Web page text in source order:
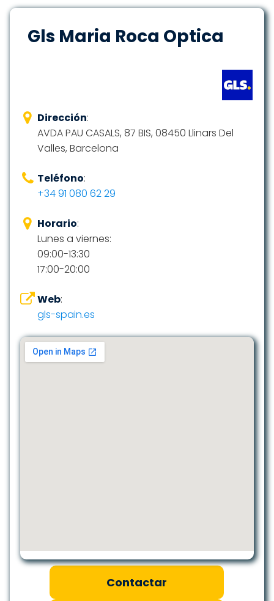
Gls Maria Roca Optica
Dirección:
AVDA PAU CASALS, 87 BIS, 08450 Llinars Del
Valles, Barcelona
Teléfono:
+34 91 080 62 29
Horario:
Lunes a viernes:
09:00-13:30
17:00-20:00
Web:
gls-spain.es
Contactar